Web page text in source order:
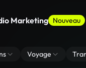
Marketing Nouveau
Voyage